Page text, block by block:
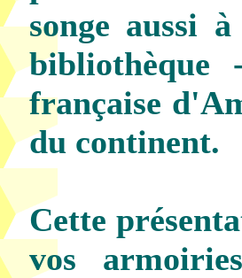
songe aussi
française
du continent.
Cette
vos